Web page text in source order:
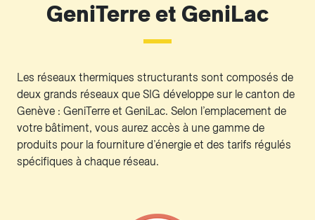
GeniTerre et GeniLac
Les réseaux thermiques structurants sont composés de
deux grands réseaux que SIG développe sur le canton de
Genève : GeniTerre et GeniLac. Selon l’emplacement de
votre bâtiment, vous aurez accès à une gamme de
produits pour la fourniture d’énergie et des tarifs régulés
spécifiques à chaque réseau.